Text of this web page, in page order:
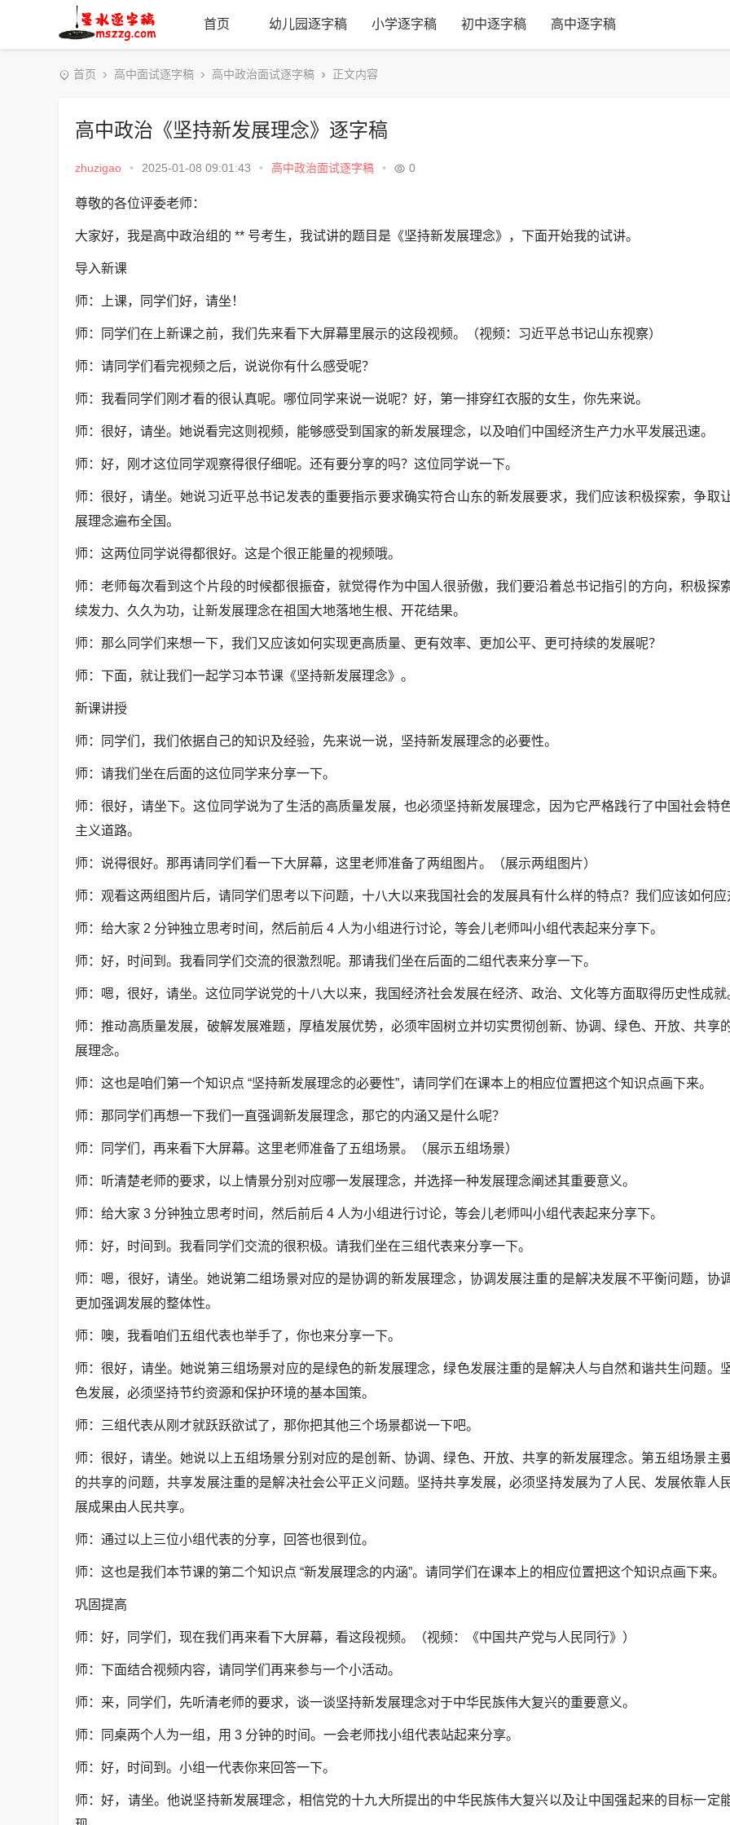
首页 幼儿园逐字稿 小学逐字稿 初中逐字稿 高中逐字稿
首页 高中面试逐字稿 高中政治面试逐字稿 正文内容
高中政治《坚持新发展理念》逐字稿
zhuzigao • 2025-01-08 09:01:43 • 高中政治面试逐字稿 • 0
尊敬的各位评委老师：
大家好，我是高中政治组的 ** 号考生，我试讲的题目是《坚持新发展理念》，下面开始我的试讲。
导入新课
师：上课，同学们好，请坐！
师：同学们在上新课之前，我们先来看下大屏幕里展示的这段视频。（视频：习近平总书记山东视察）
师：请同学们看完视频之后，说说你有什么感受呢？
师：我看同学们刚才看的很认真呢。哪位同学来说一说呢？好，第一排穿红衣服的女生，你先来说。
师：很好，请坐。她说看完这则视频，能够感受到国家的新发展理念，以及咱们中国经济生产力水平发展迅速。
师：好，刚才这位同学观察得很仔细呢。还有要分享的吗？这位同学说一下。
师：很好，请坐。她说习近平总书记发表的重要指示要求确实符合山东的新发展要求，我们应该积极探索，争取
展理念遍布全国。
师：这两位同学说得都很好。这是个很正能量的视频哦。
师：老师每次看到这个片段的时候都很振奋，就觉得作为中国人很骄傲，我们要沿着总书记指引的方向，积极探
续发力、久久为功，让新发展理念在祖国大地落地生根、开花结果。
师：那么同学们来想一下，我们又应该如何实现更高质量、更有效率、更加公平、更可持续的发展呢？
师：下面，就让我们一起学习本节课《坚持新发展理念》。
新课讲授
师：同学们，我们依据自己的知识及经验，先来说一说，坚持新发展理念的必要性。
师：请我们坐在后面的这位同学来分享一下。
师：很好，请坐下。这位同学说为了生活的高质量发展，也必须坚持新发展理念，因为它严格践行了中国社会特
主义道路。
师：说得很好。那再请同学们看一下大屏幕，这里老师准备了两组图片。（展示两组图片）
师：观看这两组图片后，请同学们思考以下问题，十八大以来我国社会的发展具有什么样的特点？我们应该如何应
师：给大家 2 分钟独立思考时间，然后前后 4 人为小组进行讨论，等会儿老师叫小组代表起来分享下。
师：好，时间到。我看同学们交流的很激烈呢。那请我们坐在后面的二组代表来分享一下。
师：嗯，很好，请坐。这位同学说党的十八大以来，我国经济社会发展在经济、政治、文化等方面取得历史性成就
师：推动高质量发展，破解发展难题，厚植发展优势，必须牢固树立并切实贯彻创新、协调、绿色、开放、共享
展理念。
师：这也是咱们第一个知识点 “坚持新发展理念的必要性”，请同学们在课本上的相应位置把这个知识点画下来。
师：那同学们再想一下我们一直强调新发展理念，那它的内涵又是什么呢？
师：同学们，再来看下大屏幕。这里老师准备了五组场景。（展示五组场景）
师：听清楚老师的要求，以上情景分别对应哪一发展理念，并选择一种发展理念阐述其重要意义。
师：给大家 3 分钟独立思考时间，然后前后 4 人为小组进行讨论，等会儿老师叫小组代表起来分享下。
师：好，时间到。我看同学们交流的很积极。请我们坐在三组代表来分享一下。
师：嗯，很好，请坐。她说第二组场景对应的是协调的新发展理念，协调发展注重的是解决发展不平衡问题，协
更加强调发展的整体性。
师：噢，我看咱们五组代表也举手了，你也来分享一下。
师：很好，请坐。她说第三组场景对应的是绿色的新发展理念，绿色发展注重的是解决人与自然和谐共生问题。
色发展，必须坚持节约资源和保护环境的基本国策。
师：三组代表从刚才就跃跃欲试了，那你把其他三个场景都说一下吧。
师：很好，请坐。她说以上五组场景分别对应的是创新、协调、绿色、开放、共享的新发展理念。第五组场景主
的共享的问题，共享发展注重的是解决社会公平正义问题。坚持共享发展，必须坚持发展为了人民、发展依靠人
展成果由人民共享。
师：通过以上三位小组代表的分享，回答也很到位。
师：这也是我们本节课的第二个知识点 “新发展理念的内涵”。请同学们在课本上的相应位置把这个知识点画下来。
巩固提高
师：好，同学们，现在我们再来看下大屏幕，看这段视频。（视频：《中国共产党与人民同行》）
师：下面结合视频内容，请同学们再来参与一个小活动。
师：来，同学们，先听清老师的要求，谈一谈坚持新发展理念对于中华民族伟大复兴的重要意义。
师：同桌两个人为一组，用 3 分钟的时间。一会老师找小组代表站起来分享。
师：好，时间到。小组一代表你来回答一下。
师：好，请坐。他说坚持新发展理念，相信党的十九大所提出的中华民族伟大复兴以及让中国强起来的目标一定